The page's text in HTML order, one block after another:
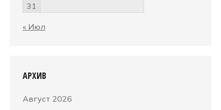
31
« Июл
АРХИВ
Август 2026